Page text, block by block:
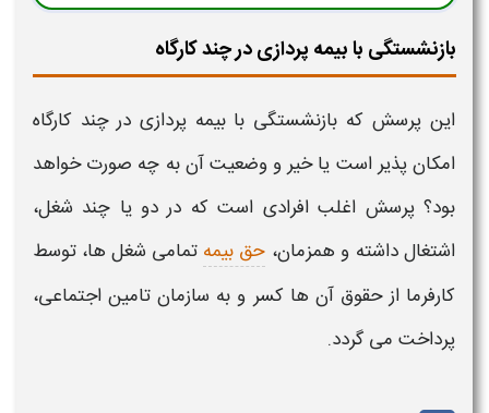
بازنشستگی با بیمه پردازی در چند کارگاه
این پرسش که بازنشستگی با بیمه پردازی در چند کارگاه
امکان پذیر است یا خیر و وضعیت آن به چه صورت خواهد
بود؟ پرسش اغلب افرادی است که در دو یا چند شغل،
اشتغال داشته و همزمان، حق بیمه تمامی شغل ها، توسط
کارفرما از حقوق آن ها کسر و به سازمان تامین اجتماعی،
پرداخت می گردد.